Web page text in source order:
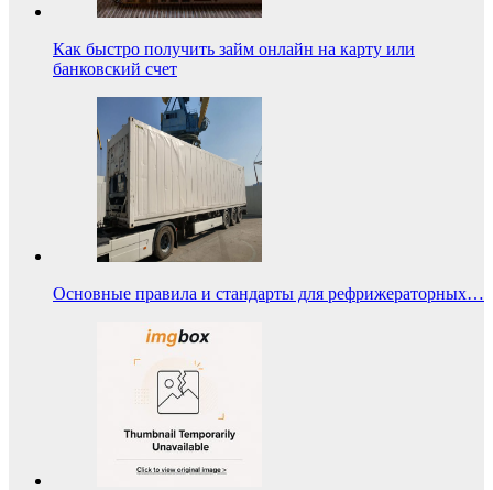
Как быстро получить займ онлайн на карту или
банковский счет
Основные правила и стандарты для рефрижераторных…